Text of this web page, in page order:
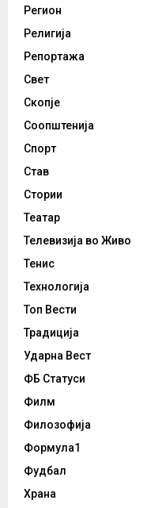
Регион
Религија
Репортажа
Свет
Скопје
Соопштенија
Спорт
Став
Стории
Театар
Телевизија во Живо
Тенис
Технологија
Топ Вести
Традиција
Ударна Вест
ФБ Статуси
Филм
Филозофија
Формула1
Фудбал
Храна